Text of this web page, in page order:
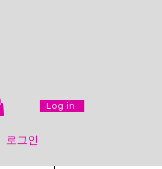
Log in
로그인